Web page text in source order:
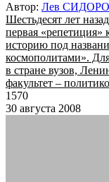
Автор: Лев
Шестьдесят лет
первая
историю под
космополитами».
в стране вузов,
факультет –
1570
30 августа 2008